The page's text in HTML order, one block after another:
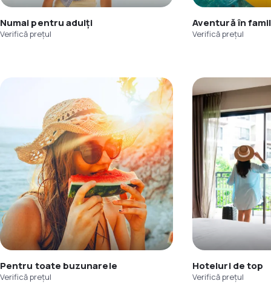
Numai pentru adulți
Verifică prețul
Aventură în
Verifică prețul
Pentru toate buzunarele
Verifică prețul
Hoteluri de top
Verifică prețul